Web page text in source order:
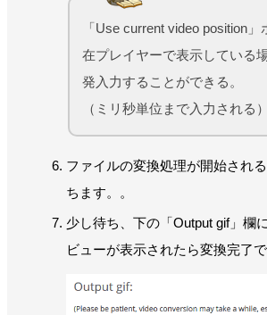
「Use current video position
在プレイヤーで表示している
発入力することができる。
（ミリ秒単位まで入力される）
ファイルの変換処理が開始され
ちます。。
少し待ち、下の「Output gif」欄
ビューが表示されたら変換完了で